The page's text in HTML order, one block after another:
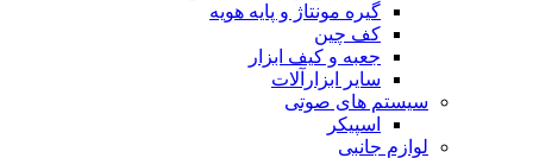
گیره مونتاژ و پایه هویه
کف چین
جعبه و کیف ابزار
سایر ابزارآلات
سیستم های صوتی
اسپیکر
لوازم جانبی